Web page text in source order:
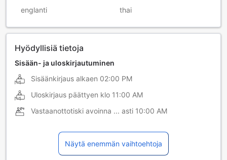
englanti thai
Hyödyllisiä tietoja
Sisään- ja uloskirjautuminen
Sisäänkirjaus alkaen 02:00 PM
Uloskirjaus päättyen klo 11:00 AM
Vastaanottotiski avoinna ... asti 10:00 AM
Näytä enemmän vaihtoehtoja